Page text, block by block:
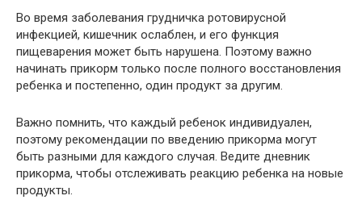
Во время заболевания грудничка ротовирусной
инфекцией, кишечник ослаблен, и его функция
пищеварения может быть нарушена. Поэтому важно
начинать прикорм только после полного восстановления
ребенка и постепенно, один продукт за другим.
Важно помнить, что каждый ребенок индивидуален,
поэтому рекомендации по введению прикорма могут
быть разными для каждого случая. Ведите дневник
прикорма, чтобы отслеживать реакцию ребенка на новые
продукты.